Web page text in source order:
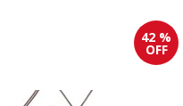
42 %
OFF